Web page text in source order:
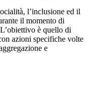
l’inclusione ed il
il momento di
è quello di
azioni specifiche volte
e